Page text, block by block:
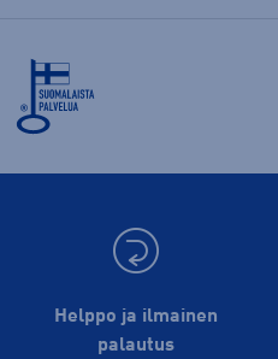
Helppo ja ilmainen
palautus